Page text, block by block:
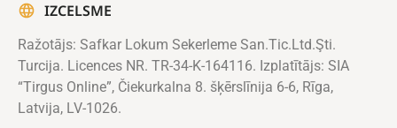
IZCELSME
Ražotājs: Safkar Lokum Sekerleme San.Tic.Ltd.Şti.
Turcija. Licences NR. TR-34-K-164116. Izplatītājs: SIA
“Tirgus Online”, Čiekurkalna 8. šķērslīnija 6-6, Rīga,
Latvija, LV-1026.